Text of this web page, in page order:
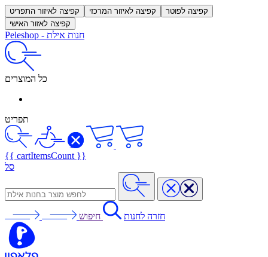
קפיצה לאיזור התפריט קפיצה לאיזור המרכזי
קפיצה לפוטר
קפיצה לאזור האישי
Peleshop - חנות אילת
כל המוצרים
תפריט
{{ cartItemsCount }}
סל
חזרה לחנות חיפוש